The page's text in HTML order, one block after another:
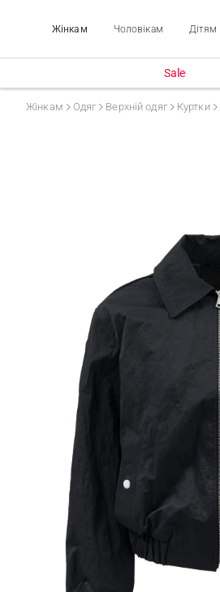
Жінкам Чоловікам Дітям
Sale
Жінкам Одяг Верхній одяг Куртки